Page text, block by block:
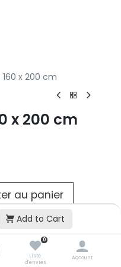
Add to Cart
0
Liste
d'envies
Account
x 200 cm
x 200 cm
au panier
article dans votre panier
indisponible.